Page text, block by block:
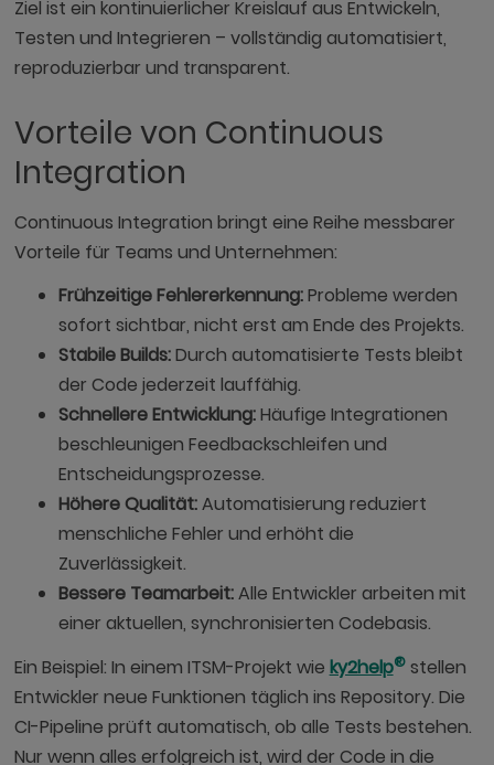
Ziel ist ein kontinuierlicher Kreislauf aus Entwickeln,
Testen und Integrieren – vollständig automatisiert,
reproduzierbar und transparent.
Vorteile von Continuous
Integration
Continuous Integration bringt eine Reihe messbarer
Vorteile für Teams und Unternehmen:
Frühzeitige Fehlererkennung:Probleme werden
sofort sichtbar, nicht erst am Ende des Projekts.
Stabile Builds:Durch automatisierte Tests bleibt
der Code jederzeit lauffähig.
Schnellere Entwicklung:Häufige Integrationen
beschleunigen Feedbackschleifen und
Entscheidungsprozesse.
Höhere Qualität:Automatisierung reduziert
menschliche Fehler und erhöht die
Zuverlässigkeit.
Bessere Teamarbeit:Alle Entwickler arbeiten mit
einer aktuellen, synchronisierten Codebasis.
Ein Beispiel: In einem ITSM-Projekt wie ky2help®stellen
Entwickler neue Funktionen täglich ins Repository. Die
CI-Pipeline prüft automatisch, ob alle Tests bestehen.
Nur wenn alles erfolgreich ist, wird der Code in die